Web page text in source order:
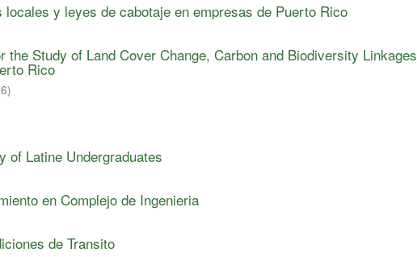
y leyes de cabotaje en empresas de Puerto Rico
the Study of Land Cover Change, Carbon and Biodiversity Linkages
Rico
)
of Latine Undergraduates
en Complejo de Ingenieria
de Transito